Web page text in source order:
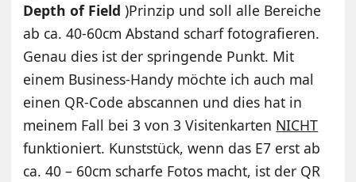
Depth of Field)Prinzip und soll alle Bereiche
ab ca. 40-60cm Abstand scharf fotografieren.
Genau dies ist der springende Punkt. Mit
einem Business-Handy möchte ich auch mal
einen QR-Code abscannen und dies hat in
meinem Fall bei 3 von 3 Visitenkarten NICHT
funktioniert. Kunststück, wenn das E7 erst ab
ca. 40 – 60cm scharfe Fotos macht, ist der QR